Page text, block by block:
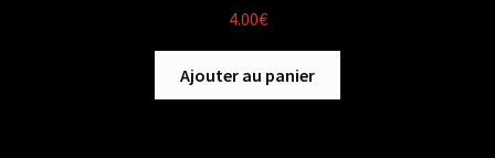
4.00€
Ajouter au panier